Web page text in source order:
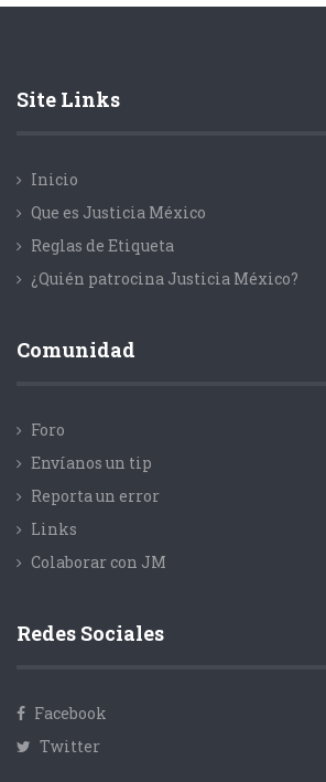
Site Links
Inicio
Que es Justicia México
Reglas de Etiqueta
¿Quién patrocina Justicia México?
Comunidad
Foro
Envíanos un tip
Reporta un error
Links
Colaborar con JM
Redes Sociales
Facebook
Twitter